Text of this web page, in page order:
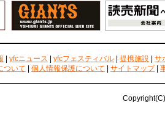
yfcニュース yfcフェスティバル 提携施設
サ
ついて 個人情報保護について サイトマップ|